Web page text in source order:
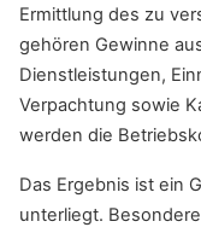
Ermittlung des zu
gehören Gewinne
Dienstleistungen,
Verpachtung sowie
werden die
Das Ergebnis ist ein
unterliegt.